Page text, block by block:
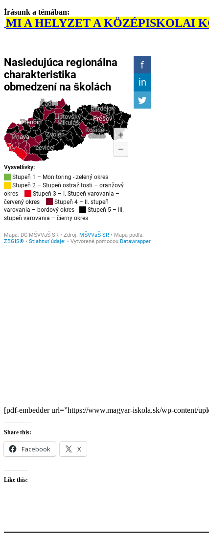
Írásunk a témában:
MI A HELYZET A KÖZÉPISKOLAI
[pdf-embedder url=”https://www.magyar-iskola.sk/wp-content/
Share this:
Facebook X
Like this: